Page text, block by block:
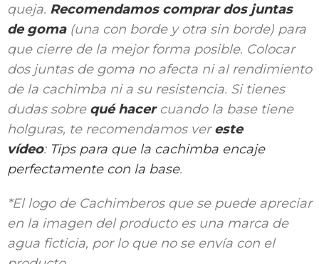
queja. Recomendamos comprar dos juntas
de goma(una con borde y otra sin borde) para
que cierre de la mejor forma posible. Colocar
dos juntas de goma no afecta ni al rendimiento
de la cachimba ni a su resistencia. Si tienes
dudas sobre qué hacercuando la base tiene
holguras, te recomendamos vereste
vídeo: Tips para que la cachimba encaje
perfectamente con la base.
*El logo de Cachimberos que se puede apreciar
en la imagen del producto es una marca de
agua ficticia, por lo que no se envía con el